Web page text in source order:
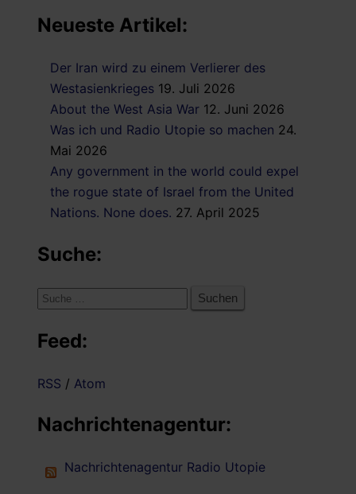
Neueste Artikel:
Der Iran wird zu einem Verlierer des
Westasienkrieges 19. Juli 2026
About the West Asia War 12. Juni 2026
Was ich und Radio Utopie so machen 24.
Mai 2026
Any government in the world could expel
the rogue state of Israel from the United
Nations. None does. 27. April 2025
Suche:
Suche
Feed:
RSS / Atom
Nachrichtenagentur:
Nachrichtenagentur Radio Utopie